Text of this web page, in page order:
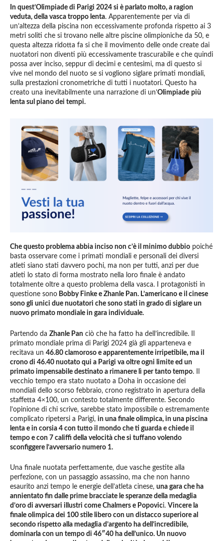
In quest’Olimpiade di Parigi 2024 si è parlato molto, a ragion
veduta, della vasca troppo lenta. Apparentemente per via di
un’altezza della piscina non eccessivamente profonda rispetto ai 3
metri soliti che si trovano nelle altre piscine olimpioniche da 50, e
questa altezza ridotta fa si che il movimento delle onde create dai
nuotatori non diventi più eccessivamente trascurabile e che quindi
possa aver inciso, seppur di decimi e centesimi, ma di questo si
vive nel mondo del nuoto se si vogliono siglare primati mondiali,
sulla prestazioni cronometriche di tutti i nuotatori. Questo ha
creato una inevitabilmente una narrazione di un’Olimpiade più
lenta sul piano dei tempi.
Che questo problema abbia inciso non c’è il minimo dubbio poiché
basta osservare come i primati mondiali e personali dei diversi
atleti siano stati davvero pochi, ma non per tutti, anzi per due
atleti lo stato di forma mostrato nella loro finale è andato
totalmente oltre a questo problema della vasca. I protagonisti in
questione sono Bobby Finke e Zhanle Pan. L’americano e il cinese
sono gli unici due nuotatori che sono stati in grado di siglare un
nuovo primato mondiale in gara individuale.
Partendo da Zhanle Pan ciò che ha fatto ha dell’incredibile. Il
primato mondiale prima di Parigi 2024 già gli apparteneva e
recitava un 46.80 clamoroso e apparentemente irripetibile, ma il
crono di 46.40 nuotato qui a Parigi va oltre ogni limite ed un
primato impensabile destinato a rimanere lì per tanto tempo. Il
vecchio tempo era stato nuotato a Doha in occasione dei
mondiali dello scorso febbraio, crono registrato in apertura della
staffetta 4×100, un contesto totalmente differente. Secondo
l’opinione di chi scrive, sarebbe stato impossibile o estremamente
complicato ripetersi a Parigi, in una finale olimpica, in una piscina
lenta e in corsia 4 con tutto il mondo che ti guarda e chiede il
tempo e con 7 califfi della velocità che si tuffano volendo
sconfiggere l’avversario numero 1.
Una finale nuotata perfettamente, due vasche gestite alla
perfezione, con un passaggio assassino, ma che non hanno
esaurito anzi tempo le energie dell’atleta cinese, una gara che ha
annientato fin dalle prime bracciate le speranze della medaglia
d’oro di avversari illustri come Chalmers e Popovici. Vincere la
finale olimpica dei 100 stile libero con un distacco superiore al
secondo rispetto alla medaglia d’argento ha dell’incredibile,
dominarla con un tempo di 46″40 ha dell’unico. Un nuovo